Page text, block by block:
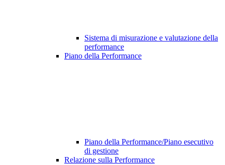
Sistema di misurazione e valutazione della
performance
Piano della Performance
Piano della Performance/Piano esecutivo
di gestione
Relazione sulla Performance